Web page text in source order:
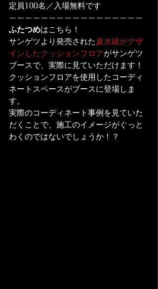
定員100名／入場無料です
—————————————————
ふたつめはこちら！
サンゲツより発売された夏水組がデザ
インしたクッションフロアがサンゲツ
ブースで、実際に見ていただけます！
クッションフロアを使用したコーディ
ネートスペースがブースに登場しま
す。
実際のコーディネート事例を見ていた
だくことで、施工のイメージがぐっと
わくのではないでしょうか！？